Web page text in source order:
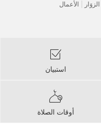
الزوَار الأعمال
استبيان
أوقات الصلاة